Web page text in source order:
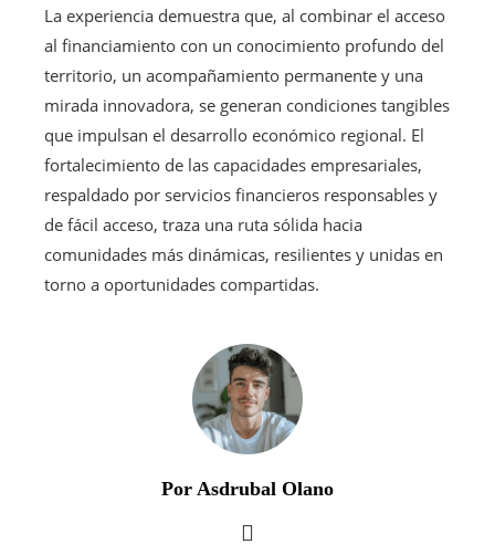
La experiencia demuestra que, al combinar el acceso
al financiamiento con un conocimiento profundo del
territorio, un acompañamiento permanente y una
mirada innovadora, se generan condiciones tangibles
que impulsan el desarrollo económico regional. El
fortalecimiento de las capacidades empresariales,
respaldado por servicios financieros responsables y
de fácil acceso, traza una ruta sólida hacia
comunidades más dinámicas, resilientes y unidas en
torno a oportunidades compartidas.
Por Asdrubal Olano